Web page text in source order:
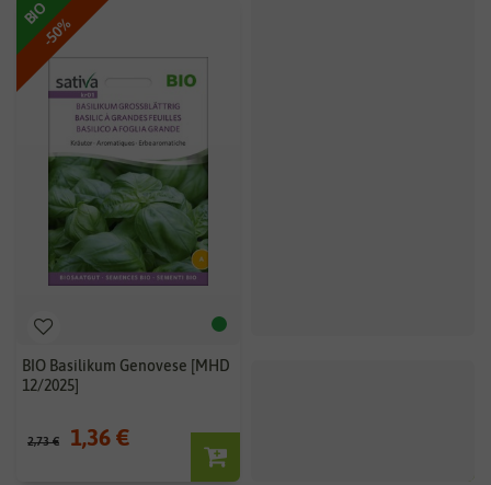
-50%
BIO
BIO Basilikum Genovese [MHD
12/2025]
2,73 € 1,36 €